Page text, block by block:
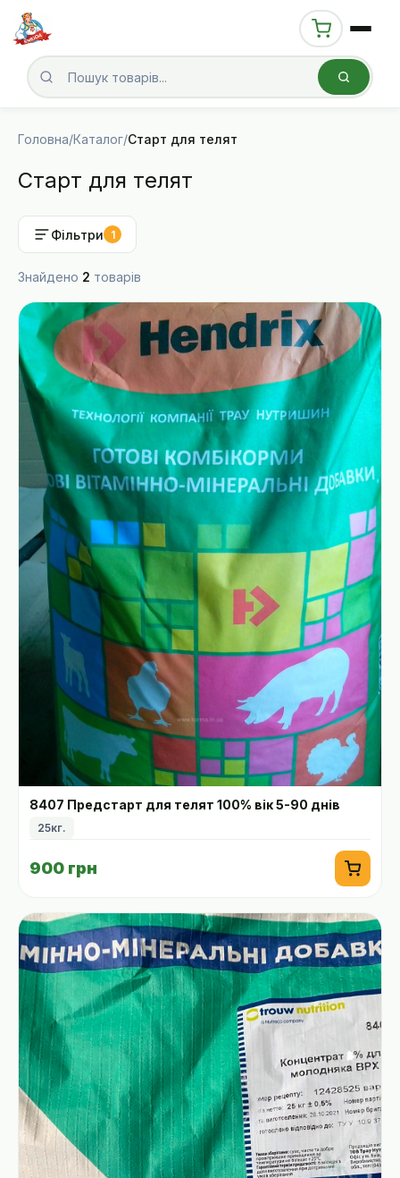
Головна/Каталог/Старт для телят
Старт для телят
Фільтри 1
Знайдено 2 товарів
8407 Предстарт для телят 100% вік 5-90 днів
25кг.
900 грн